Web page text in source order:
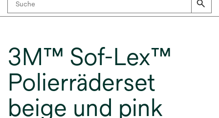
3M™ Sof-Lex™
Polierräderset
beige und pink